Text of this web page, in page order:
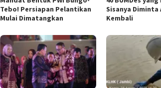
Tebo! Persiapan Pelantikan
Mulai Dimatangkan
Sisanya
Kembali